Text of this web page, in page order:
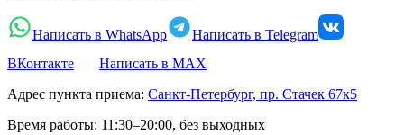
Написать в WhatsApp
Написать в Telegram
ВКонтакте
Написать в MAX
Адрес пункта приема: Санкт-Петербург, пр. Стачек 67к5
Время работы: 11:30–20:00, без выходных